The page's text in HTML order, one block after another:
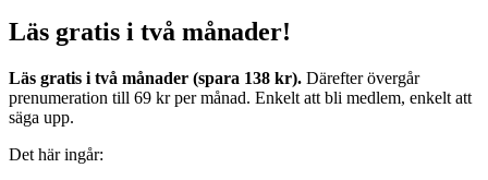
Läs gratis i två månader!
Läs gratis i två månader (spara 138 kr). Därefter övergår
prenumeration till 69 kr per månad. Enkelt att bli medlem, enkelt att
säga upp.
Det här ingår: